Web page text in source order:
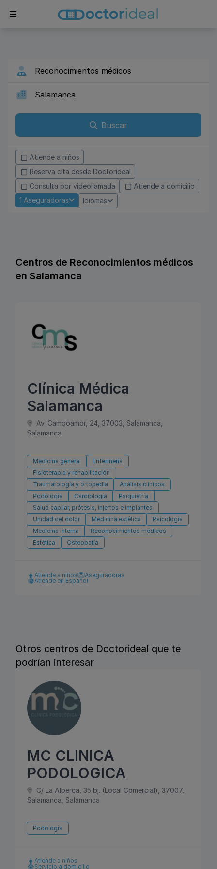
Buscar
Atiende a niños
Reserva cita desde Doctorideal
Consulta por videollamada
Atiende a domicilio
1 Aseguradoras Idiomas
Centros de Reconocimientos médicos
en Salamanca
Clínica Médica
Salamanca
Av. Campoamor, 24, 37003, Salamanca,
Salamanca
Medicina general
Enfermería
Fisioterapia y rehabilitación
Traumatología y ortopedia
Análisis clínicos
Podología
Cardiología
Psiquiatría
Salud capilar, prótesis, injertos e implantes
Unidad del dolor
Medicina estética
Psicología
Medicina interna
Reconocimientos médicos
Estética
Osteopatía
Atiende a niños
Aseguradoras
Atiende en Español
Otros centros de Doctorideal que te
podrían interesar
MC CLINICA
PODOLOGICA
C/ La Alberca, 35 bj. (Local Comercial), 37007,
Salamanca, Salamanca
Podología
Atiende a niños
Servicio a domicilio